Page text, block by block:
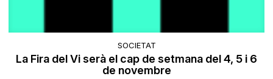
SOCIETAT
La Fira del Vi serà el cap de setmana del 4, 5 i 6
de novembre